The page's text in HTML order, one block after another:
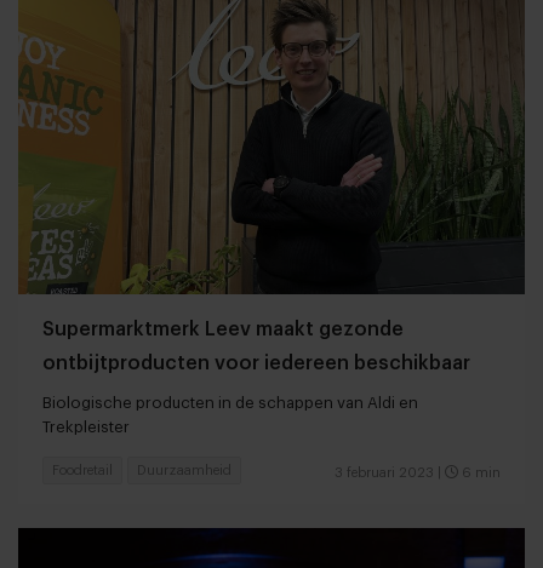
Supermarktmerk Leev maakt gezonde
ontbijtproducten voor iedereen beschikbaar
Biologische producten in de schappen van Aldi en
Trekpleister
3 februari 2023 6 min
Foodretail Duurzaamheid